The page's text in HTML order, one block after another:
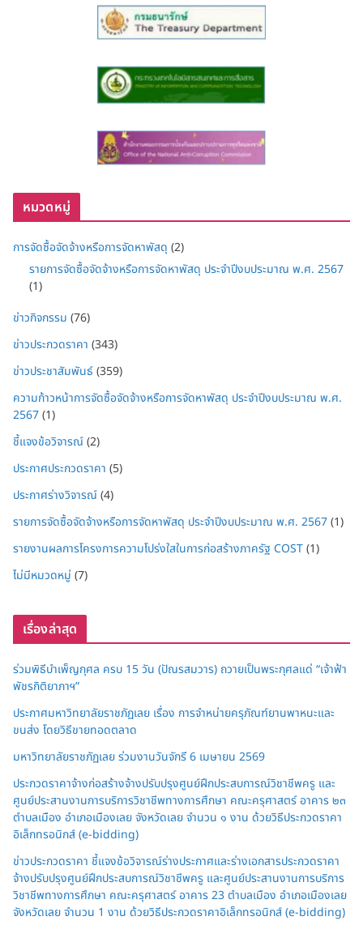
หมวดหมู่
การจัดซื้อจัดจ้างหรือการจัดหาพัสดุ (2)
รายการจัดซื้อจัดจ้างหรือการจัดหาพัสดุ ประจำปีงบประมาณ พ.ศ. 2567
(1)
ข่าวกิจกรรม (76)
ข่าวประกวดราคา (343)
ข่าวประชาสัมพันธ์(359)
ความก้าวหน้าการจัดซื้อจัดจ้างหรือการจัดหาพัสดุ ประจำปีงบประมาณ พ.ศ.
2567(1)
ชี้แจงข้อวิจารณ์(2)
ประกาศประกวดราคา (5)
ประกาศร่างวิจารณ์(4)
รายการจัดซื้อจัดจ้างหรือการจัดหาพัสดุ ประจำปีงบประมาณ พ.ศ. 2567(1)
รายงานผลการโครงการความโปร่งใสในการก่อสร้างภาครัฐ COST(1)
ไม่มีหมวดหมู่ (7)
เรื่องล่าสุด
ร่วมพิธีบำเพ็ญกุศล ครบ 15 วัน (ปัณรสมวาร) ถวายเป็นพระกุศลแด่ “เจ้าฟ้า
พัชรกิติยาภาฯ”
ประกาศมหาวิทยาลัยราชภัฏเลย เรื่อง การจำหน่ายครุภัณฑ์ยานพาหนะและ
ขนส่ง โดยวิธีขายทอดตลาด
มหาวิทยาลัยราชภัฏเลย ร่วมงานวันจักรี 6 เมษายน 2569
ประกวดราคาจ้างก่อสร้างจ้างปรับปรุงศูนย์ฝึกประสบการณ์วิชาชีพครู และ
ศูนย์ประสานงานการบริการวิชาชีพทางการศึกษา คณะครุศาสตร์ อาคาร ๒๓
ตำบลเมือง อำเภอเมืองเลย จังหวัดเลย จำนวน ๑ งาน ด้วยวิธีประกวดราคา
อิเล็กทรอนิกส์ (e-bidding)
ข่าวประกวดราคา ชี้แจงข้อวิจารณ์ร่างประกาศและร่างเอกสารประกวดราคา
จ้างปรับปรุงศูนย์ฝึกประสบการณ์วิชาชีพครู และศูนย์ประสานงานการบริการ
วิชาชีพทางการศึกษา คณะครุศาสตร์ อาคาร 23 ตำบลเมือง อำเภอเมืองเลย
จังหวัดเลย จำนวน 1 งาน ด้วยวิธีประกวดราคาอิเล็กทรอนิกส์ (e-bidding)